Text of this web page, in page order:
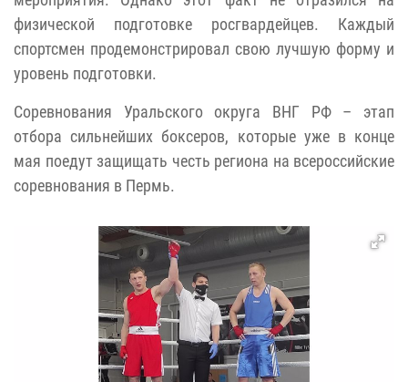
физической подготовке росгвардейцев. Каждый
спортсмен продемонстрировал свою лучшую форму и
уровень подготовки.
Соревнования Уральского округа ВНГ РФ – этап
отбора сильнейших боксеров, которые уже в конце
мая поедут защищать честь региона на всероссийские
соревнования в Пермь.